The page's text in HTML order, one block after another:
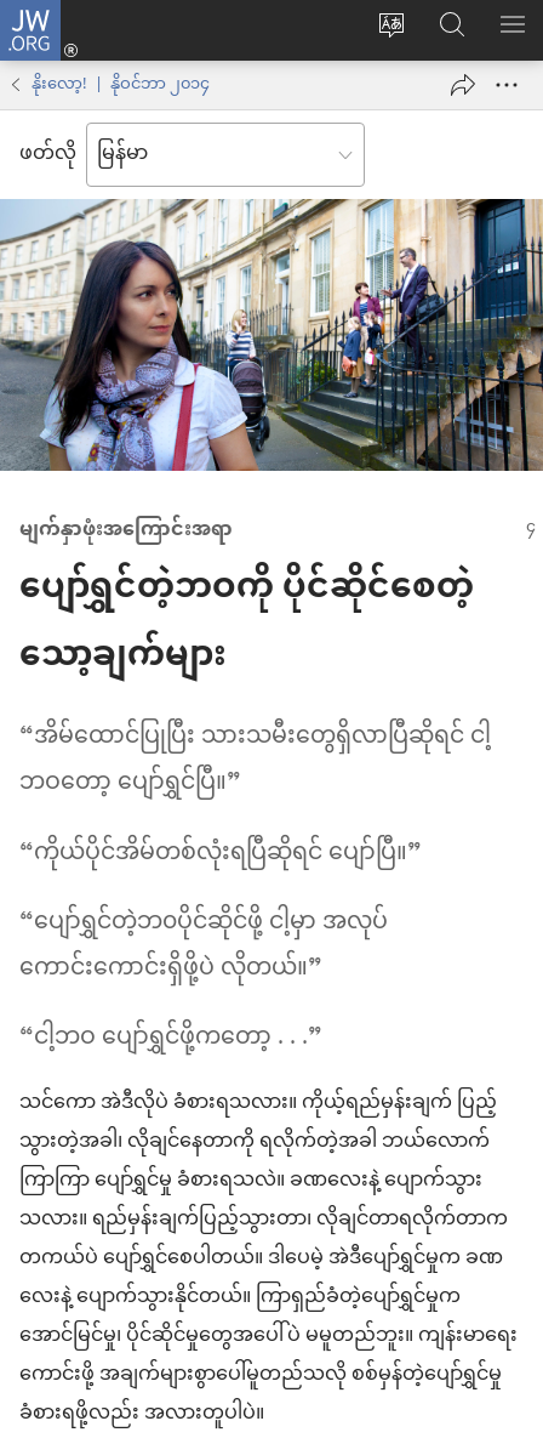
JW.ORG
ဝ
ဘာသာစကား
ကို
ပြောင်း
ပါ
Log
in
အသစ်
ဖွ
င့်
နေ
ပါ
တယ်)
JW.ORG
ရှာ
နိုးလော့! | နိုဝင်ဘာ ၂၀၁၄
ဖတ်လို
မျက်နှာဖုံးအကြောင်းအရာ
ပျော်ရွှင်တဲ့ဘဝကို ပိုင်ဆိုင်စေတဲ့
သော့ချက်များ
“အိမ်ထောင်ပြုပြီး သားသမီးတွေရှိလာပြီဆိုရင် ငါ့
ဘဝတော့ ပျော်ရွှင်ပြီ။”
“ကိုယ်ပိုင်အိမ်တစ်လုံးရပြီဆိုရင် ပျော်ပြီ။”
“ပျော်ရွှင်တဲ့ဘ၀ပိုင်ဆိုင်ဖို့ ငါ့မှာ အလုပ်
ကောင်းကောင်းရှိဖို့ပဲ လိုတယ်။”
“ငါ့ဘဝ ပျော်ရွှင်ဖို့ကတော့ . . .”
သင်ကော အဲဒီလိုပဲ ခံစားရသလား။ ကိုယ့်ရည်မှန်းချက် ပြည့်
သွားတဲ့အခါ၊ လိုချင်နေတာကို ရလိုက်တဲ့အခါ ဘယ်လောက်
ကြာကြာ ပျော်ရွှင်မှု ခံစားရသလဲ။ ခဏလေးနဲ့ ပျောက်သွား
သလား။ ရည်မှန်းချက်ပြည့်သွားတာ၊ လိုချင်တာရလိုက်တာက
တကယ်ပဲ ပျော်ရွှင်စေပါတယ်။ ဒါပေမဲ့ အဲဒီပျော်ရွှင်မှုက ခဏ
လေးနဲ့ ပျောက်သွားနိုင်တယ်။ ကြာရှည်ခံတဲ့ပျော်ရွှင်မှုက
အောင်မြင်မှု၊ ပိုင်ဆိုင်မှုတွေအပေါ်ပဲ မမူတည်ဘူး။ ကျန်းမာရေး
ကောင်းဖို့ အချက်များစွာပေါ်မူတည်သလို စစ်မှန်တဲ့ပျော်ရွှင်မှု
ခံစားရဖို့လည်း အလားတူပါပဲ။